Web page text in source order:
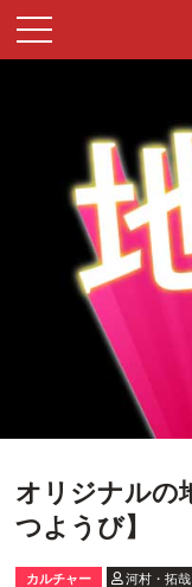
オリジナルの
つようび】
カルチャー 河村・拓哉